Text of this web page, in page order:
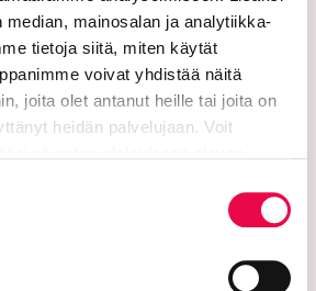
median, mainosalan ja analytiikka-
tietoja siitä, miten käytät
voivat yhdistää näitä
joita olet antanut heille tai joita on
heidän palvelujaan. Voit
2)